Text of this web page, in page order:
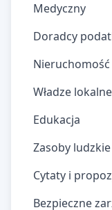
Medyczny
Doradcy
Nieruchomość
Władze lokalne
Edukacja
Zasoby ludzkie
Cytaty i
Bezpieczne